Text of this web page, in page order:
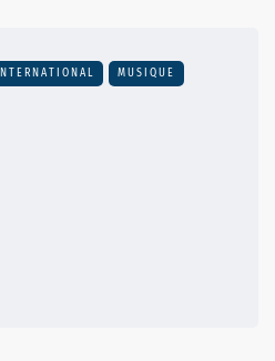
INTERNATIONAL MUSIQUE